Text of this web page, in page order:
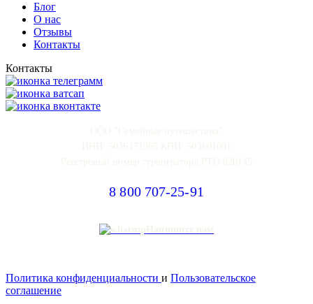
Блог
О нас
Отзывы
Контакты
Контакты
8 800 707-25-91
Политика конфиденциальности и Пользовательское
соглашение